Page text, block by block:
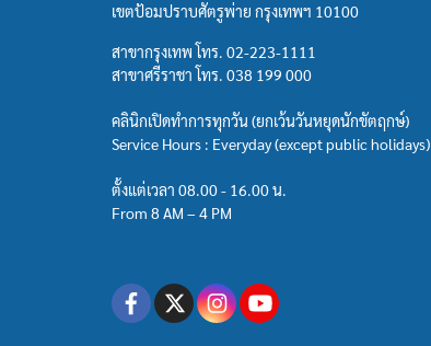
เขตป้อมปราบศัตรูพ่าย กรุงเทพฯ 10100
สาขากรุงเทพ โทร. 02-223-1111
สาขาศรีราชา โทร. 038 199 000
คลินิกเปิดทำการทุกวัน (ยกเว้นวันหยุดนักขัตฤกษ์)
Service Hours : Everyday (except public holidays)
ตั้งแต่เวลา 08.00 - 16.00 น.
From 8 AM – 4 PM